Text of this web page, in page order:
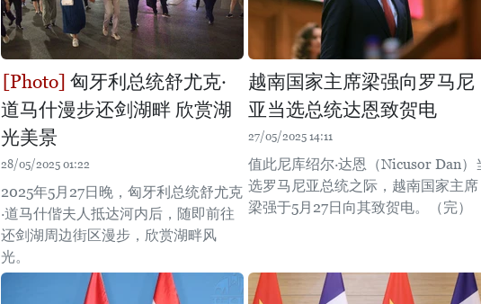
匈牙利总统舒尤克·
道马什漫步还剑湖畔 欣赏湖
光美景
28/05/2025 01:22
2025年5月27日晚，匈牙利总统舒尤克
·道马什偕夫人抵达河内后，随即前往
还剑湖周边街区漫步，欣赏湖畔风
光。
越南国家主席梁强向罗马尼
亚当选总统达恩致贺电
27/05/2025 14:11
值此尼库绍尔·达恩（Nicusor Dan）
选罗马尼亚总统之际，越南国家主席
梁强于5月27日向其致贺电。（完）